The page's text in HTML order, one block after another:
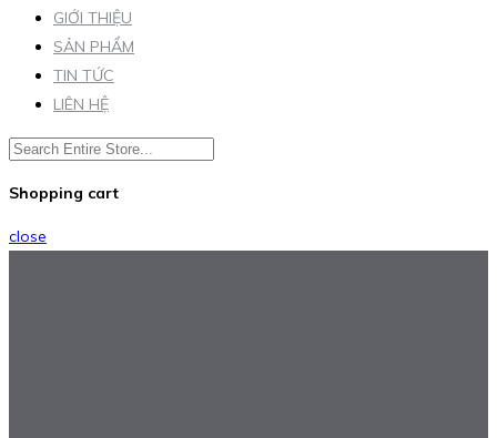
GIỚI THIỆU
SẢN PHẨM
TIN TỨC
LIÊN HỆ
Shopping cart
close